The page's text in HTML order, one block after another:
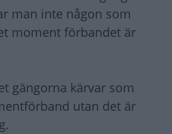
man inte någon som
moment förbandet är
gängorna kärvar som
utan det är